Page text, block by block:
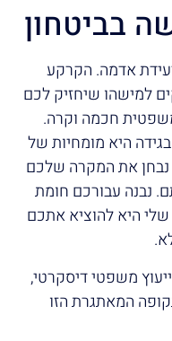
בביטחון
אדמה. הקרקע
למישהו שיחזיק לכם
חכמה וקרה.
היא מומחיות של
נבחן את המקרה שלכם
נבנה עבורכם חומת
היא להוציא אתכם
משפטי דיסקרטי,
המאתגרת הזו